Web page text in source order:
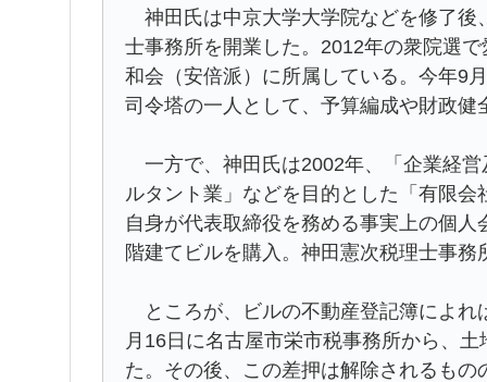
神田氏は中京大学大学院などを修了後
士事務所を開業した。2012年の衆院選
和会（安倍派）に所属している。今年9
司令塔の一人として、予算編成や財政
一方で、神田氏は2002年、「企業経
ルタント業」などを目的とした「有限
自身が代表取締役を務める事実上の個
階建てビルを購入。神田憲次税理士事
ところが、ビルの不動産登記簿によれ
月16日に名古屋市栄市税事務所から、
た。その後、この差押は解除されるも